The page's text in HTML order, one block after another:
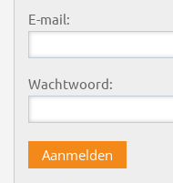
E-mail:
Wachtwoord: